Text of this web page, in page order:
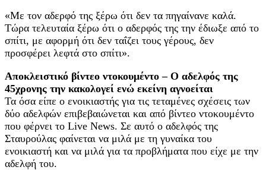
«Με τον αδερφό της ξέρω ότι δεν τα πηγαίνανε καλά.
Τώρα τελευταία ξέρω ότι ο αδερφός της την έδιωξε από το
σπίτι, με αφορμή ότι δεν ταΐζει τους γέρους, δεν
προσφέρει λεφτά στο σπίτι».
Αποκλειστικό βίντεο ντοκουμέντο – Ο αδελφός της
45χρονης την κακολογεί ενώ εκείνη αγνοείται
Τα όσα είπε ο ενοικιαστής για τις τεταμένες σχέσεις των
δύο αδελφών επιβεβαιώνεται και από βίντεο ντοκουμέντο
που φέρνει το Live News. Σε αυτό ο αδελφός της
Σταυρούλας φαίνεται να μιλά με τη γυναίκα του
ενοικιαστή και να μιλά για τα προβλήματα που είχε με την
αδελφή του.